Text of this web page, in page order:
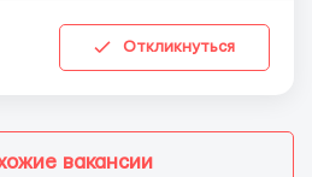
Откликнуться
вакансии